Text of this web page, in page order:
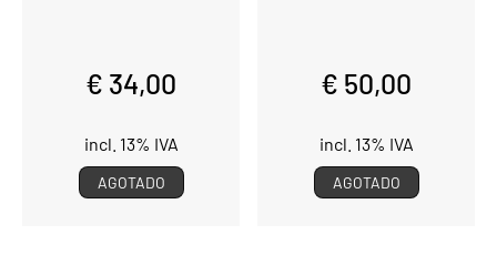
€ 34,00
incl. 13% IVA
AGOTADO
€ 50,00
incl. 13% IVA
AGOTADO